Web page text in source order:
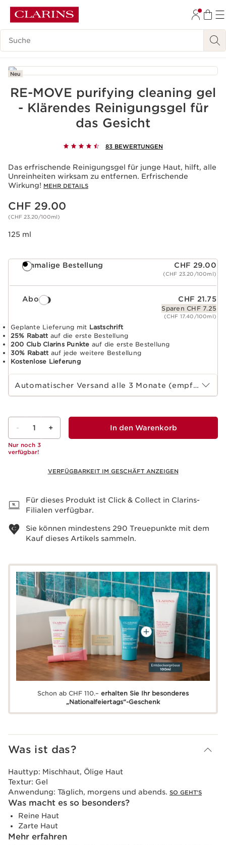
WEITER ZUM INHALT
Legende suchen
Neu
RE-MOVE purifying cleaning gel
- Klärendes Reinigungsgel für
das Gesicht
83 BEWERTUNGEN
Das erfrischende Reinigungsgel für junge Haut, hilft, alle
Unreinheiten wirksam zu entfernen. Erfrischende
Wirkung! MEHR DETAILS
Aktueller Preis CHF 29.00
CHF 29.00
(CHF 23.20/100ml)
125 ml
Einmalige Bestellung CHF 29.00
(CHF 23.20/100ml)
Abo CHF 21.75
Sparen CHF 7.25
(CHF 17.40/100ml)
Geplante Lieferung mit Lastschrift
25% Rabatt auf die erste Bestellung
200 Club Clarins Punkte auf die erste Bestellung
30% Rabatt auf jede weitere Bestellung
Kostenlose Lieferung
Wählen Sie die Laufzeit des Abonnements
Automatischer Versand alle 3 Monate (empfohlen)
- 1 +
Nur noch 3
verfügbar!
In den Warenkorb
VERFÜGBARKEIT IM GESCHÄFT ANZEIGEN
Für dieses Produkt ist Click & Collect in Clarins-
Filialen verfügbar.
Sie können mindestens 290 Treuepunkte mit dem
Kauf dieses Artikels sammeln.
Schon ab CHF 110.–erhalten Sie Ihr besonderes
„Nationalfeiertags“-Geschenk
Was ist das?
Hauttyp: Mischhaut, Ölige Haut
Textur: Gel
Anwendung: Täglich, morgens und abends. SO GEHT'S
Was macht es so besonders?
Reine Haut
Zarte Haut
Mehr erfahren